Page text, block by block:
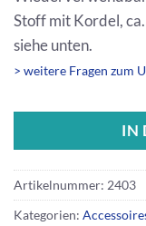
Stoff mit Kordel,
siehe unten.
> weitere Fragen zum
IN
Artikelnummer: 2403
Kategorien: